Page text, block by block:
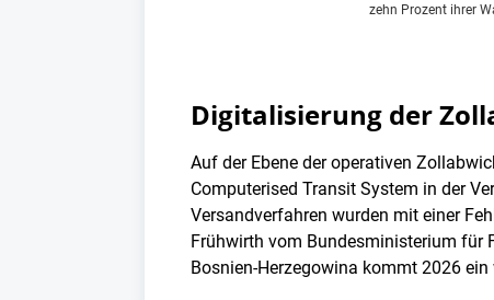
zehn Prozent ihrer
Digitalisierung der
Auf der Ebene der operativen
Computerised Transit System in der
Versandverfahren wurden mit einer
Frühwirth vom Bundesministerium für
Bosnien-Herzegowina kommt 2026 ein